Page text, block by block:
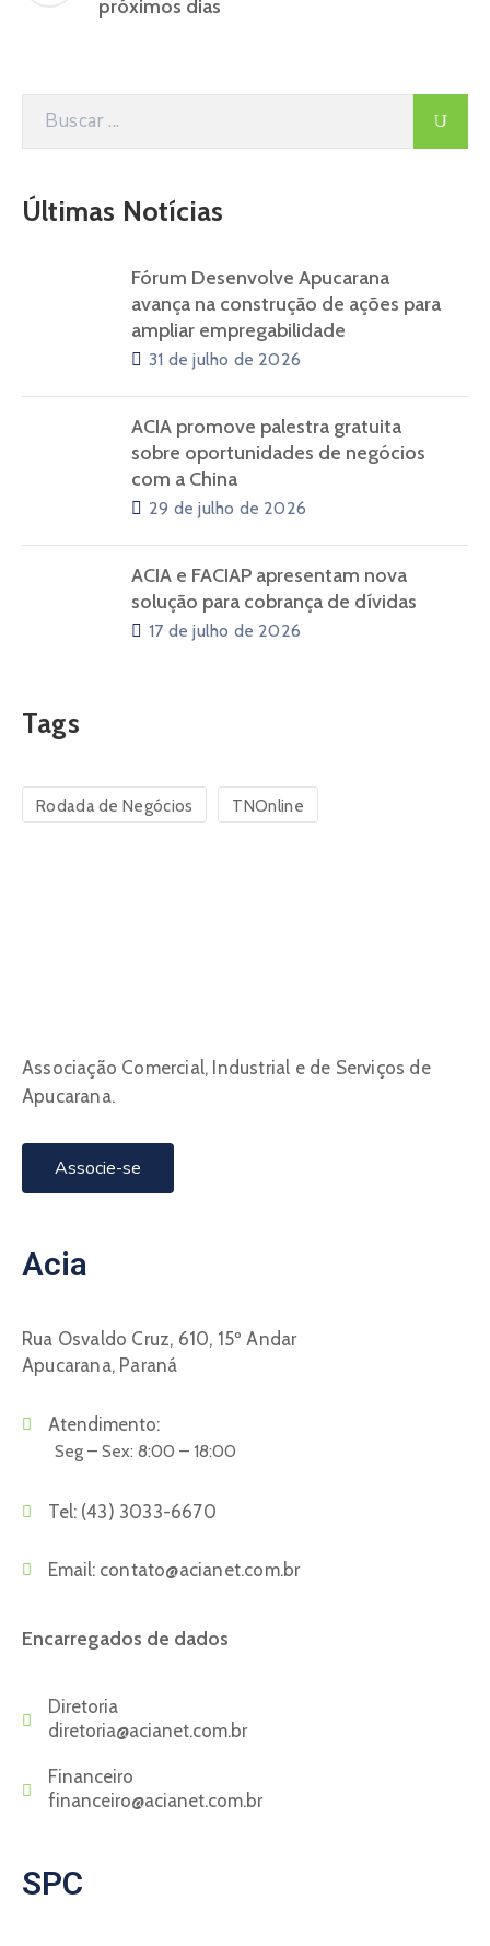
próximos dias
Últimas Notícias
Fórum Desenvolve Apucarana
avança na construção de ações para
ampliar empregabilidade
31 de julho de 2026
ACIA promove palestra gratuita
sobre oportunidades de negócios
com a China
29 de julho de 2026
ACIA e FACIAP apresentam nova
solução para cobrança de dívidas
17 de julho de 2026
Tags
Rodada de Negócios TNOnline
Associação Comercial, Industrial e de Serviços de
Apucarana.
Associe-se
Acia
Rua Osvaldo Cruz, 610, 15º Andar
Apucarana, Paraná
Atendimento:
Seg – Sex: 8:00 – 18:00
Tel: (43) 3033-6670
Email: contato@acianet.com.br
Encarregados de dados
Diretoria
diretoria@acianet.com.br
Financeiro
financeiro@acianet.com.br
SPC